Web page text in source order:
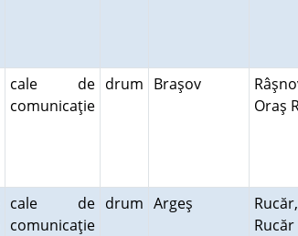
cale de
comunicaţie
drum Braşov
Oraş
cale de
comunicaţie
drum Argeş
Rucăr